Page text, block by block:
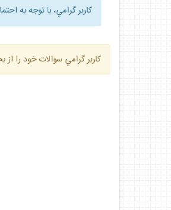
كاربر گرامي، با توجه به
كاربر گرامي سوالات خود را